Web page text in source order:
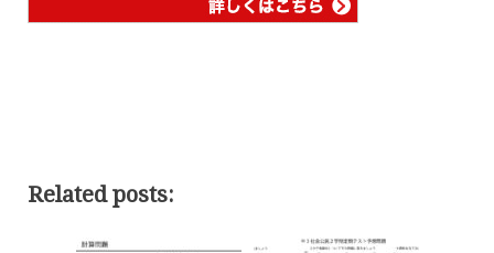
Related posts: